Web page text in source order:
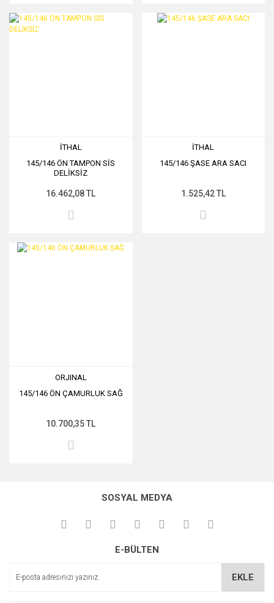
İTHAL
145/146 ÖN TAMPON SİS
DELİKSİZ
16.462,08 TL
İTHAL
145/146 ŞASE ARA SACI
1.525,42 TL
ORJINAL
145/146 ÖN ÇAMURLUK SAĞ
10.700,35 TL
SOSYAL MEDYA
E-BÜLTEN
EKLE